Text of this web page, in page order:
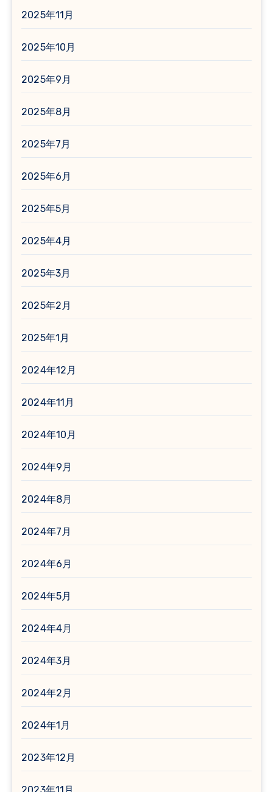
2025年11月
2025年10月
2025年9月
2025年8月
2025年7月
2025年6月
2025年5月
2025年4月
2025年3月
2025年2月
2025年1月
2024年12月
2024年11月
2024年10月
2024年9月
2024年8月
2024年7月
2024年6月
2024年5月
2024年4月
2024年3月
2024年2月
2024年1月
2023年12月